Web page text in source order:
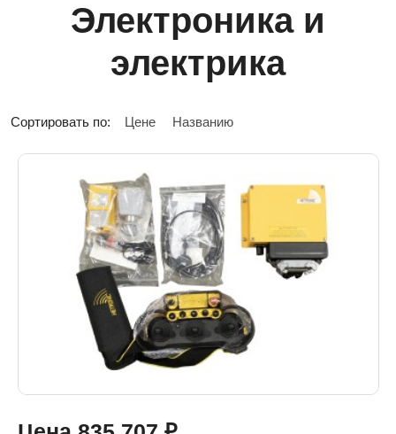
Электроника и
электрика
Сортировать по: Цене Названию